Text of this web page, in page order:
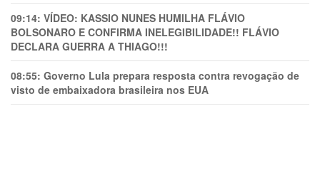
09:14: VÍDEO: KASSIO NUNES HUMlLHA FLÁVIO
BOLSONARO E CONFIRMA INELEGIBILIDADE!! FLÁVIO
DECLARA GUERRA A THIAGO!!!
08:55: Governo Lula prepara resposta contra revogação de
visto de embaixadora brasileira nos EUA